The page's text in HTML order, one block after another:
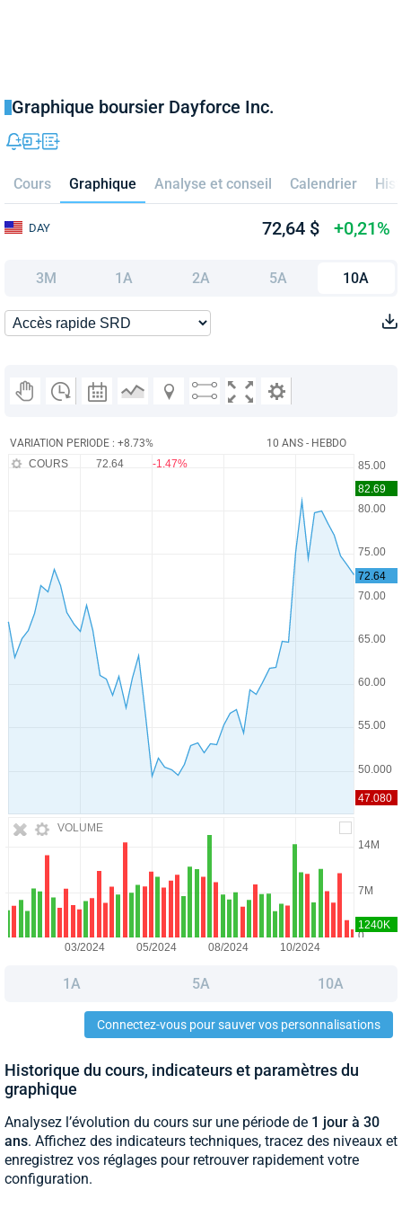
Graphique boursier Dayforce Inc.
Cours Graphique Analyse et conseil Calendrier
DAY 72,64 $ +0,21%
3M 1A 2A 5A 10A
VARIATION PERIODE : +8.73% 10 ANS - HEBDO
VOLUME
COURS 72.64 -1.47%
1A 5A 10A
Connectez-vous pour sauver vos personnalisations
Historique du cours, indicateurs et paramètres du
graphique
Analysez l’évolution du cours sur une période de 1 jour à 30
ans. Affichez des indicateurs techniques, tracez des niveaux et
enregistrez vos réglages pour retrouver rapidement votre
configuration.